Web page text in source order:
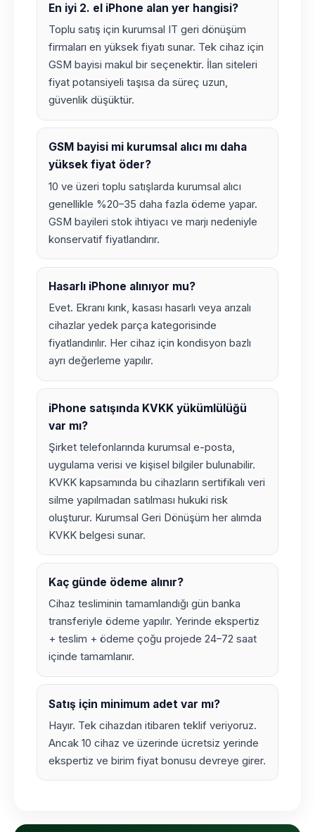
En iyi 2. el iPhone alan yer hangisi?
Toplu satış için kurumsal IT geri dönüşüm
firmaları en yüksek fiyatı sunar. Tek cihaz için
GSM bayisi makul bir seçenektir. İlan siteleri
fiyat potansiyeli taşısa da süreç uzun,
güvenlik düşüktür.
GSM bayisi mi kurumsal alıcı mı daha
yüksek fiyat öder?
10 ve üzeri toplu satışlarda kurumsal alıcı
genellikle %20–35 daha fazla ödeme yapar.
GSM bayileri stok ihtiyacı ve marjı nedeniyle
konservatif fiyatlandırır.
Hasarlı iPhone alınıyor mu?
Evet. Ekranı kırık, kasası hasarlı veya arızalı
cihazlar yedek parça kategorisinde
fiyatlandırılır. Her cihaz için kondisyon bazlı
ayrı değerleme yapılır.
iPhone satışında KVKK yükümlülüğü
var mı?
Şirket telefonlarında kurumsal e-posta,
uygulama verisi ve kişisel bilgiler bulunabilir.
KVKK kapsamında bu cihazların sertifikalı veri
silme yapılmadan satılması hukuki risk
oluşturur. Kurumsal Geri Dönüşüm her alımda
KVKK belgesi sunar.
Kaç günde ödeme alınır?
Cihaz tesliminin tamamlandığı gün banka
transferiyle ödeme yapılır. Yerinde ekspertiz
+ teslim + ödeme çoğu projede 24–72 saat
içinde tamamlanır.
Satış için minimum adet var mı?
Hayır. Tek cihazdan itibaren teklif veriyoruz.
Ancak 10 cihaz ve üzerinde ücretsiz yerinde
ekspertiz ve birim fiyat bonusu devreye girer.